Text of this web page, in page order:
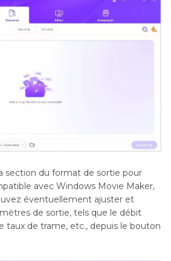
section du format de sortie pour
avec Windows Movie Maker,
éventuellement ajuster et
de sortie, tels que le débit
taux de trame, etc., depuis le bouton